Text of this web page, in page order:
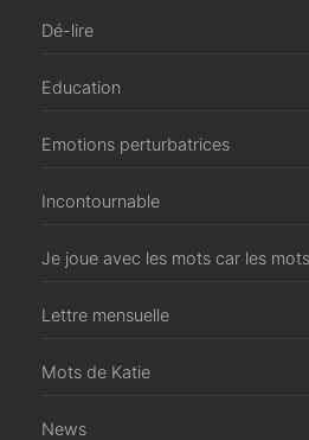
Dé-lire
Education
Emotions perturbatrices
Incontournable
Je joue avec les mots car les
Lettre mensuelle
Mots de Katie
News